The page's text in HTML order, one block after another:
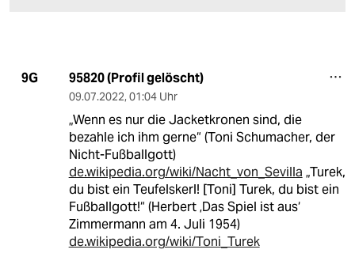
9G 95820 (Profil gelöscht)
09.07.2022, 01:04 Uhr
„Wenn es nur die Jacketkronen sind, die
bezahle ich ihm gerne“ (Toni Schumacher, der
Nicht-Fußballgott)
de.wikipedia.org/wiki/Nacht_von_Sevilla „Turek,
du bist ein Teufelskerl! [Toni] Turek, du bist ein
Fußballgott!“ (Herbert ‚Das Spiel ist aus‘
Zimmermann am 4. Juli 1954)
de.wikipedia.org/wiki/Toni_Turek